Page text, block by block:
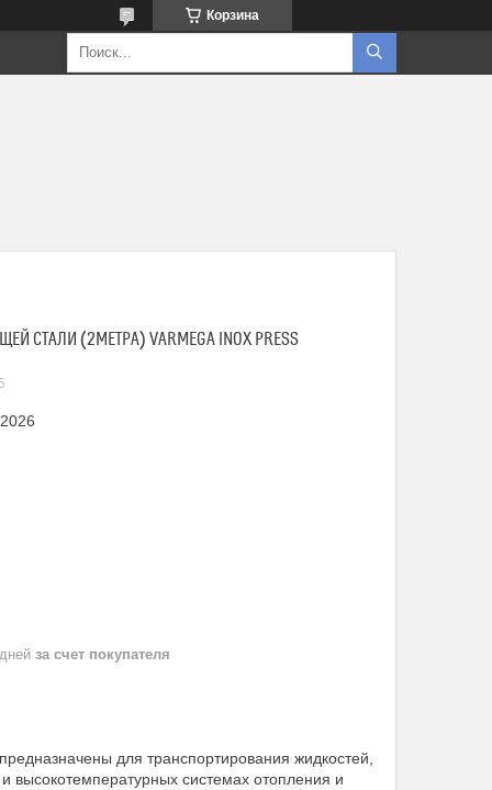
Корзина
СТАЛИ (2МЕТРА) VARMEGA INOX PRESS
за счет покупателя
для транспортирования жидкостей,
высокотемпературных системах отопления и